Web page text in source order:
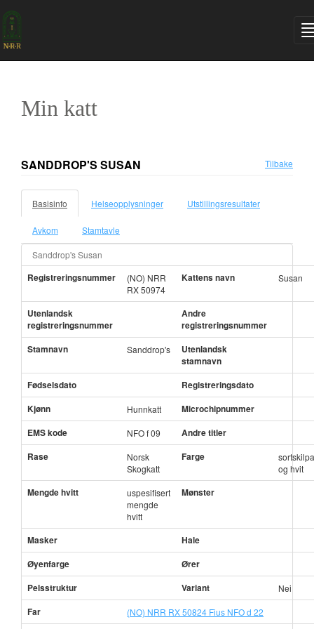
Min katt
SANDDROP'S SUSAN Tilbake
Basisinfo Helseopplysninger Utstillingsresultater
Avkom Stamtavle
Sanddrop's Susan
Registreringsnummer
(NO) NRR
RX 50974
Kattens navn Susan
Utenlandsk
registreringsnummer
Andre
registreringsnummer
Stamnavn
Sanddrop's
Utenlandsk
stamnavn
Fødselsdato
Registreringsdato
Kjønn
Hunnkatt
Microchipnummer
EMS kode
NFO f 09
Andre titler
Rase
Norsk
Skogkatt
Farge
og hvit
Mengde hvitt
uspesifisert
mengde
hvitt
Mønster
Masker
Hale
Øyenfarge
Ører
Pelsstruktur
Variant Nei
Far (NO) NRR RX 50824 Fius NFO d 22